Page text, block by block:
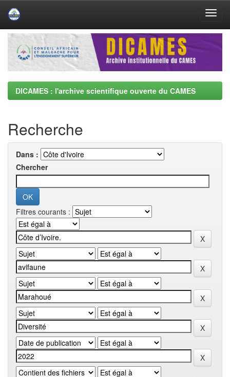
Skip
navigation
DICAMES : l'archive scientifique ouverte du CAMES
Recherche
Dans :
Chercher
Filtres courants :